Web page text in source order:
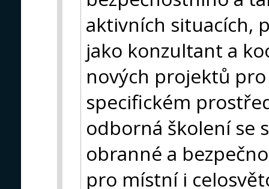
aktivních situacích,
jako konzultant a
nových projektů
specifickém
odborná školení se
obranné a
pro místní i